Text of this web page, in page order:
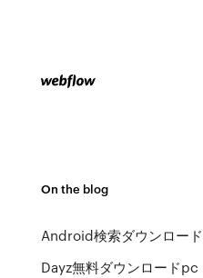
On the blog
Android検索ダウンロード
Dayz無料ダウンロードpc